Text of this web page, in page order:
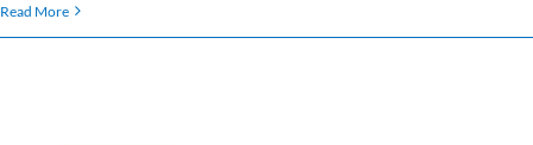
Read More